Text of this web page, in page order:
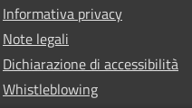
Informativa privacy
Note legali
Dichiarazione di accessibilità
Whistleblowing